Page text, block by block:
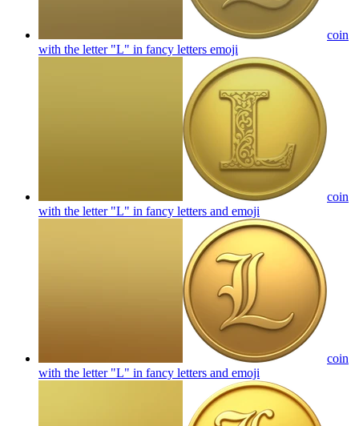
coin
with the letter "L" in fancy letters emoji
coin
with the letter "L" in fancy letters and emoji
coin
with the letter "L" in fancy letters and emoji